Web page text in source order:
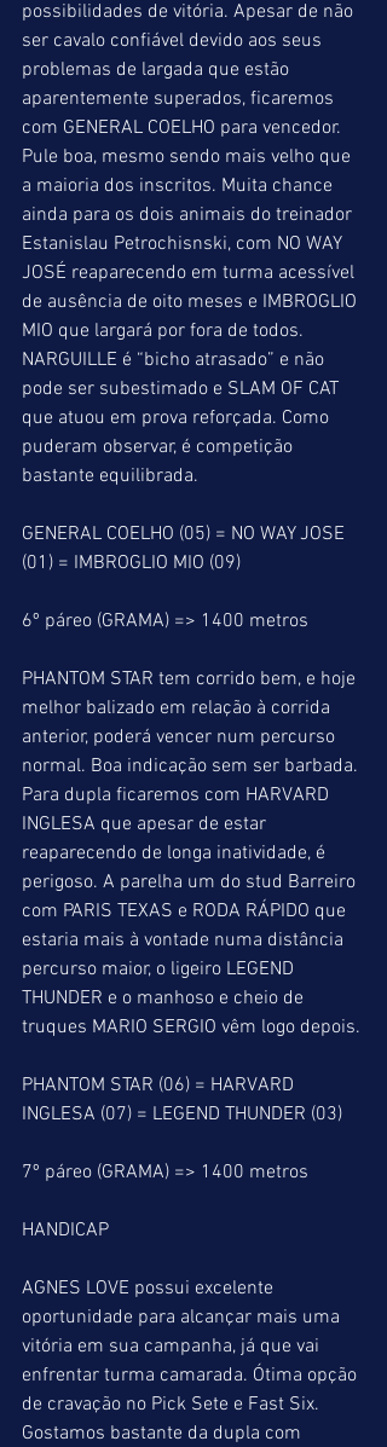
possibilidades de vitória. Apesar de não
ser cavalo confiável devido aos seus
problemas de largada que estão
aparentemente superados, ficaremos
com GENERAL COELHO para vencedor.
Pule boa, mesmo sendo mais velho que
a maioria dos inscritos. Muita chance
ainda para os dois animais do treinador
Estanislau Petrochisnski, com NO WAY
JOSÉ reaparecendo em turma acessível
de ausência de oito meses e IMBROGLIO
MIO que largará por fora de todos.
NARGUILLE é “bicho atrasado” e não
pode ser subestimado e SLAM OF CAT
que atuou em prova reforçada. Como
puderam observar, é competição
bastante equilibrada.
GENERAL COELHO (05) = NO WAY JOSE
(01) = IMBROGLIO MIO (09)
6º páreo (GRAMA) => 1400 metros
PHANTOM STAR tem corrido bem, e hoje
melhor balizado em relação à corrida
anterior, poderá vencer num percurso
normal. Boa indicação sem ser barbada.
Para dupla ficaremos com HARVARD
INGLESA que apesar de estar
reaparecendo de longa inatividade, é
perigoso. A parelha um do stud Barreiro
com PARIS TEXAS e RODA RÁPIDO que
estaria mais à vontade numa distância
percurso maior, o ligeiro LEGEND
THUNDER e o manhoso e cheio de
truques MARIO SERGIO vêm logo depois.
PHANTOM STAR (06) = HARVARD
INGLESA (07) = LEGEND THUNDER (03)
7º páreo (GRAMA) => 1400 metros
HANDICAP
AGNES LOVE possui excelente
oportunidade para alcançar mais uma
vitória em sua campanha, já que vai
enfrentar turma camarada. Ótima opção
de cravação no Pick Sete e Fast Six.
Gostamos bastante da dupla com